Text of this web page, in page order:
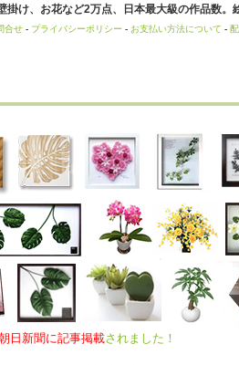
け、お花など2万点、日本最大級の作品数
合せ - プライバシーポリシー - お支払い方法について -
日新聞に記事掲載されました！